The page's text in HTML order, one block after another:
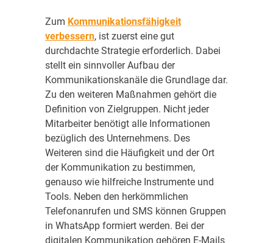
Zum Kommunikationsfähigkeit
verbessern, ist zuerst eine gut
durchdachte Strategie erforderlich. Dabei
stellt ein sinnvoller Aufbau der
Kommunikationskanäle die Grundlage dar.
Zu den weiteren Maßnahmen gehört die
Definition von Zielgruppen. Nicht jeder
Mitarbeiter benötigt alle Informationen
bezüglich des Unternehmens. Des
Weiteren sind die Häufigkeit und der Ort
der Kommunikation zu bestimmen,
genauso wie hilfreiche Instrumente und
Tools. Neben den herkömmlichen
Telefonanrufen und SMS können Gruppen
in WhatsApp formiert werden. Bei der
digitalen Kommunikation gehören E-Mails